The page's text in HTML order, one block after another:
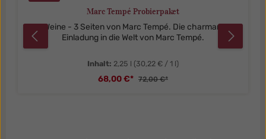
Marc Tempé Probierpaket
3 Weine - 3 Seiten von Marc Tempé. Die charmante
Einladung in die Welt von Marc Tempé.
Inhalt: 2,25 l (30,22 € / 1 l)
68,00 €* 72,00 €*